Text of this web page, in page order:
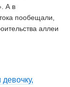
А в
пообещали,
аллеи